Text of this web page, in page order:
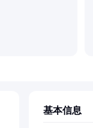
基本信息